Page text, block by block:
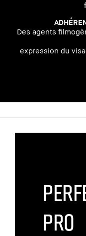
Des agents
expression du
PRO